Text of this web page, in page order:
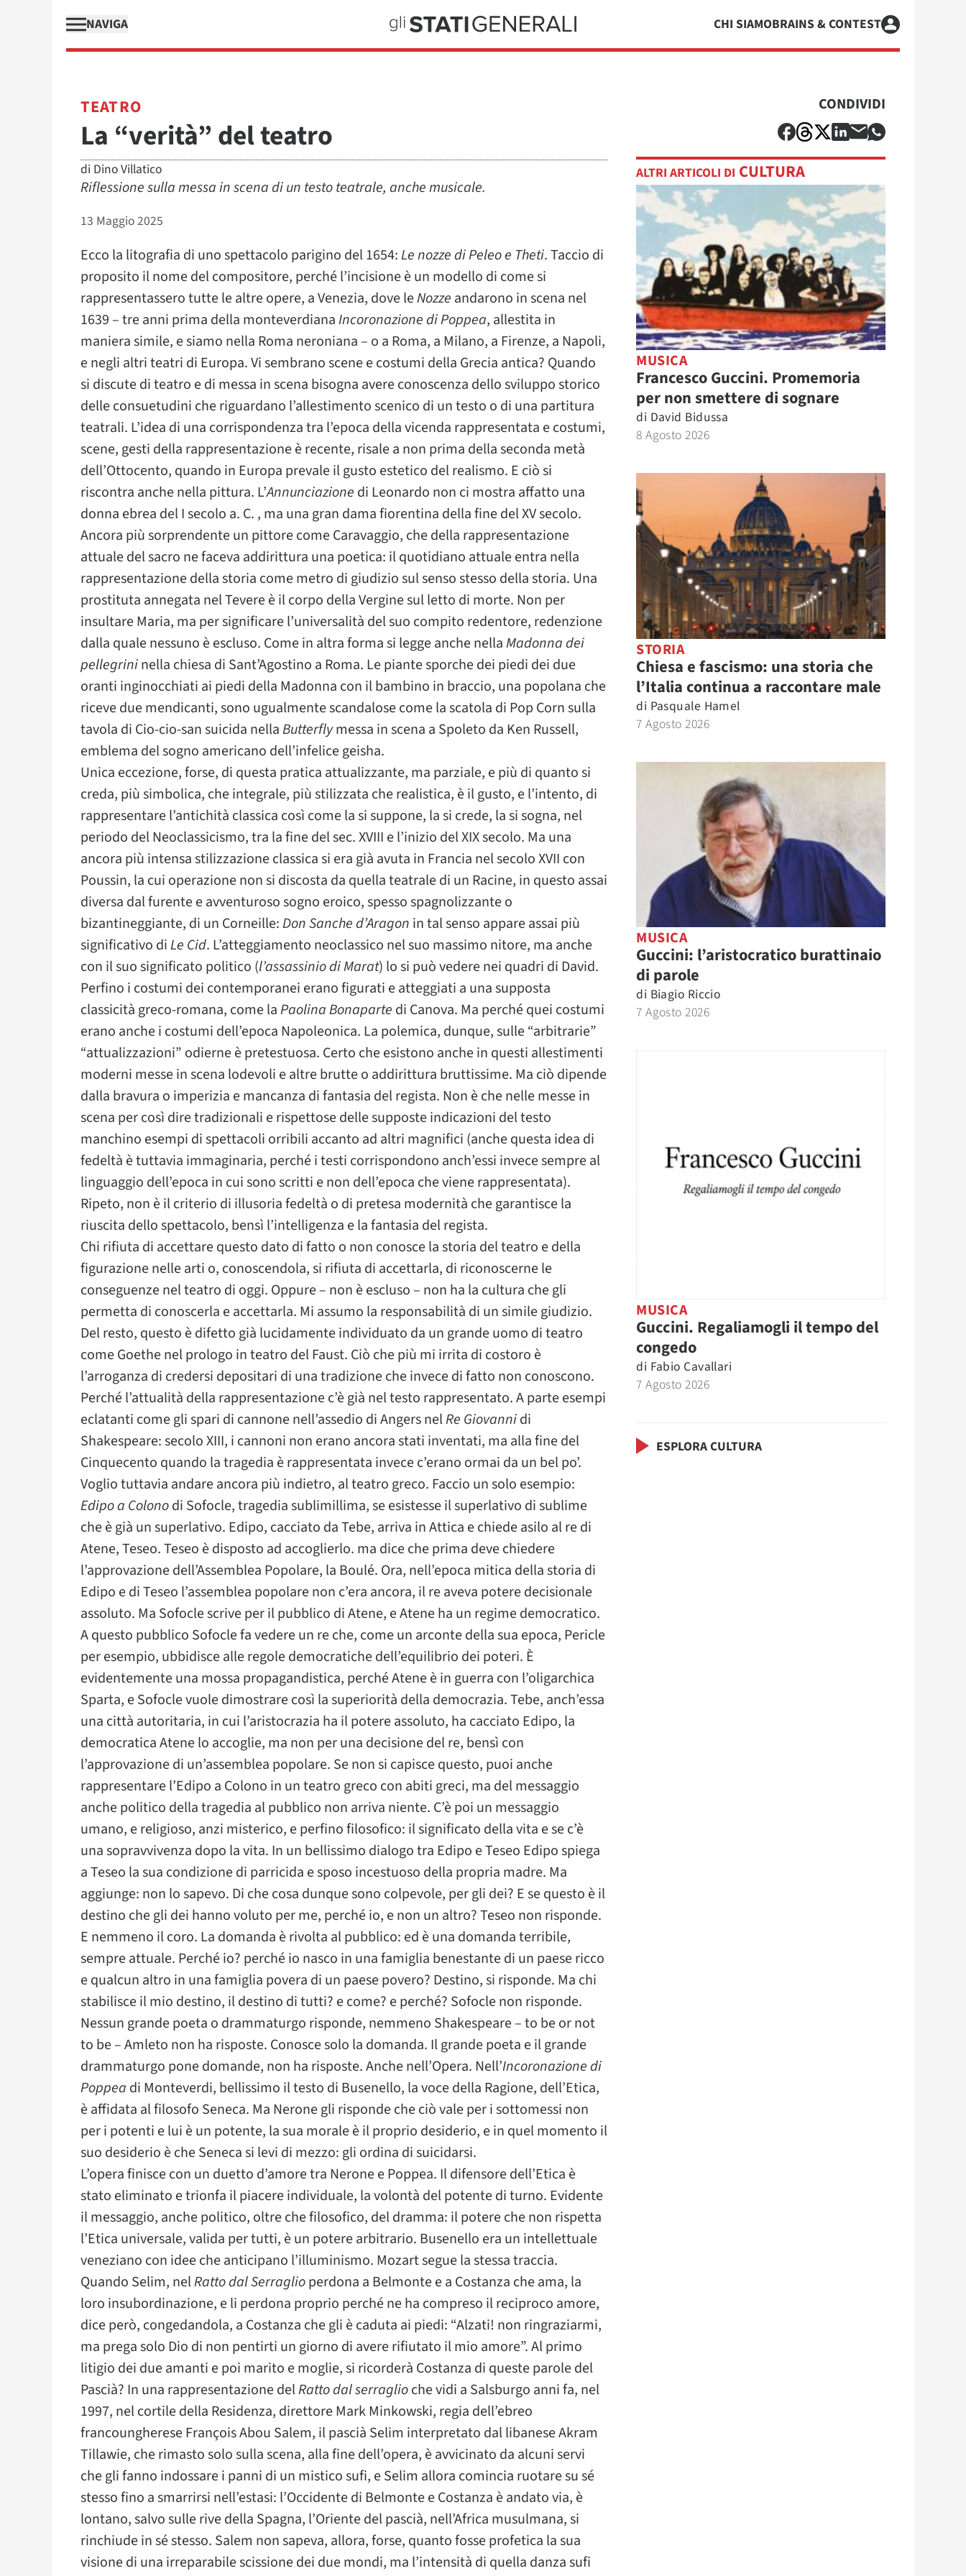
NAVIGA CHI SIAMOBRAINS & CONTEST
TEATRO
La “verità” del teatro
di Dino Villatico
Riflessione sulla messa in scena di un testo teatrale, anche musicale.
13 Maggio 2025
Ecco la litografia di uno spettacolo parigino del 1654:Le nozze di Peleo e Theti. Taccio di
proposito il nome del compositore, perché l’incisione è un modello di come si
rappresentassero tutte le altre opere, a Venezia, dove leNozze andarono in scena nel
1639 – tre anni prima della monteverdianaIncoronazione di Poppea, allestita in
maniera simile, e siamo nella Roma neroniana – o a Roma, a Milano, a Firenze, a Napoli,
e negli altri teatri di Europa. Vi sembrano scene e costumi della Grecia antica? Quando
si discute di teatro e di messa in scena bisogna avere conoscenza dello sviluppo storico
delle consuetudini che riguardano l’allestimento scenico di un testo o di una partitura
teatrali. L’idea di una corrispondenza tra l’epoca della vicenda rappresentata e costumi,
scene, gesti della rappresentazione è recente, risale a non prima della seconda metà
dell’Ottocento, quando in Europa prevale il gusto estetico del realismo. E ciò si
riscontra anche nella pittura. L’Annunciazione di Leonardo non ci mostra affatto una
donna ebrea del I secolo a. C. , ma una gran dama fiorentina della fine del XV secolo.
Ancora più sorprendente un pittore come Caravaggio, che della rappresentazione
attuale del sacro ne faceva addirittura una poetica: il quotidiano attuale entra nella
rappresentazione della storia come metro di giudizio sul senso stesso della storia. Una
prostituta annegata nel Tevere è il corpo della Vergine sul letto di morte. Non per
insultare Maria, ma per significare l’universalità del suo compito redentore, redenzione
dalla quale nessuno è escluso. Come in altra forma si legge anche nellaMadonna dei
pellegrininella chiesa di Sant’Agostino a Roma. Le piante sporche dei piedi dei due
oranti inginocchiati ai piedi della Madonna con il bambino in braccio, una popolana che
riceve due mendicanti, sono ugualmente scandalose come la scatola di Pop Corn sulla
tavola di Cio-cio-san suicida nellaButterflymessa in scena a Spoleto da Ken Russell,
emblema del sogno americano dell’infelice geisha.
Unica eccezione, forse, di questa pratica attualizzante, ma parziale, e più di quanto si
creda, più simbolica, che integrale, più stilizzata che realistica, è il gusto, e l’intento, di
rappresentare l’antichità classica così come la si suppone, la si crede, la si sogna, nel
periodo del Neoclassicismo, tra la fine del sec. XVIII e l’inizio del XIX secolo. Ma una
ancora più intensa stilizzazione classica si era già avuta in Francia nel secolo XVII con
Poussin, la cui operazione non si discosta da quella teatrale di un Racine, in questo assai
diversa dal furente e avventuroso sogno eroico, spesso spagnolizzante o
bizantineggiante, di un Corneille:Don Sanche d’Aragon in tal senso appare assai più
significativo diLe Cid. L’atteggiamento neoclassico nel suo massimo nitore, ma anche
con il suo significato politico (l’assassinio di Marat) lo si può vedere nei quadri di David.
Perfino i costumi dei contemporanei erano figurati e atteggiati a una supposta
classicità greco-romana, come laPaolina Bonaparte di Canova. Ma perché quei costumi
erano anche i costumi dell’epoca Napoleonica. La polemica, dunque, sulle “arbitrarie”
“attualizzazioni” odierne è pretestuosa. Certo che esistono anche in questi allestimenti
moderni messe in scena lodevoli e altre brutte o addirittura bruttissime. Ma ciò dipende
dalla bravura o imperizia e mancanza di fantasia del regista. Non è che nelle messe in
scena per così dire tradizionali e rispettose delle supposte indicazioni del testo
manchino esempi di spettacoli orribili accanto ad altri magnifici (anche questa idea di
fedeltà è tuttavia immaginaria, perché i testi corrispondono anch’essi invece sempre al
linguaggio dell’epoca in cui sono scritti e non dell’epoca che viene rappresentata).
Ripeto, non è il criterio di illusoria fedeltà o di pretesa modernità che garantisce la
riuscita dello spettacolo, bensì l’intelligenza e la fantasia del regista.
Chi rifiuta di accettare questo dato di fatto o non conosce la storia del teatro e della
figurazione nelle arti o, conoscendola, si rifiuta di accettarla, di riconoscerne le
conseguenze nel teatro di oggi. Oppure – non è escluso – non ha la cultura che gli
permetta di conoscerla e accettarla. Mi assumo la responsabilità di un simile giudizio.
Del resto, questo è difetto già lucidamente individuato da un grande uomo di teatro
come Goethe nel prologo in teatro del Faust. Ciò che più mi irrita di costoro è
l’arroganza di credersi depositari di una tradizione che invece di fatto non conoscono.
Perché l’attualità della rappresentazione c’è già nel testo rappresentato. A parte esempi
eclatanti come gli spari di cannone nell’assedio di Angers nelRe Giovannidi
Shakespeare: secolo XIII, i cannoni non erano ancora stati inventati, ma alla fine del
Cinquecento quando la tragedia è rappresentata invece c’erano ormai da un bel po’.
Voglio tuttavia andare ancora più indietro, al teatro greco. Faccio un solo esempio:
Edipo a Colonodi Sofocle, tragedia sublimillima, se esistesse il superlativo di sublime
che è già un superlativo. Edipo, cacciato da Tebe, arriva in Attica e chiede asilo al re di
Atene, Teseo. Teseo è disposto ad accoglierlo. ma dice che prima deve chiedere
l’approvazione dell’Assemblea Popolare, la Boulé. Ora, nell’epoca mitica della storia di
Edipo e di Teseo l’assemblea popolare non c’era ancora, il re aveva potere decisionale
assoluto. Ma Sofocle scrive per il pubblico di Atene, e Atene ha un regime democratico.
A questo pubblico Sofocle fa vedere un re che, come un arconte della sua epoca, Pericle
per esempio, ubbidisce alle regole democratiche dell’equilibrio dei poteri. È
evidentemente una mossa propagandistica, perché Atene è in guerra con l’oligarchica
Sparta, e Sofocle vuole dimostrare così la superiorità della democrazia. Tebe, anch’essa
una città autoritaria, in cui l’aristocrazia ha il potere assoluto, ha cacciato Edipo, la
democratica Atene lo accoglie, ma non per una decisione del re, bensì con
l’approvazione di un’assemblea popolare. Se non si capisce questo, puoi anche
rappresentare l’Edipo a Colono in un teatro greco con abiti greci, ma del messaggio
anche politico della tragedia al pubblico non arriva niente. C’è poi un messaggio
umano, e religioso, anzi misterico, e perfino filosofico: il significato della vita e se c’è
una sopravvivenza dopo la vita. In un bellissimo dialogo tra Edipo e Teseo Edipo spiega
a Teseo la sua condizione di parricida e sposo incestuoso della propria madre. Ma
aggiunge: non lo sapevo. Di che cosa dunque sono colpevole, per gli dei? E se questo è il
destino che gli dei hanno voluto per me, perché io, e non un altro? Teseo non risponde.
E nemmeno il coro. La domanda è rivolta al pubblico: ed è una domanda terribile,
sempre attuale. Perché io? perché io nasco in una famiglia benestante di un paese ricco
e qualcun altro in una famiglia povera di un paese povero? Destino, si risponde. Ma chi
stabilisce il mio destino, il destino di tutti? e come? e perché? Sofocle non risponde.
Nessun grande poeta o drammaturgo risponde, nemmeno Shakespeare – to be or not
to be – Amleto non ha risposte. Conosce solo la domanda. Il grande poeta e il grande
drammaturgo pone domande, non ha risposte. Anche nell’Opera. Nell’Incoronazione di
Poppea di Monteverdi, bellissimo il testo di Busenello, la voce della Ragione, dell’Etica,
è affidata al filosofo Seneca. Ma Nerone gli risponde che ciò vale per i sottomessi non
per i potenti e lui è un potente, la sua morale è il proprio desiderio, e in quel momento il
suo desiderio è che Seneca si levi di mezzo: gli ordina di suicidarsi.
L’opera finisce con un duetto d’amore tra Nerone e Poppea. Il difensore dell’Etica è
stato eliminato e trionfa il piacere individuale, la volontà del potente di turno. Evidente
il messaggio, anche politico, oltre che filosofico, del dramma: il potere che non rispetta
l’Etica universale, valida per tutti, è un potere arbitrario. Busenello era un intellettuale
veneziano con idee che anticipano l’illuminismo. Mozart segue la stessa traccia.
Quando Selim, nelRatto dal Serraglioperdona a Belmonte e a Costanza che ama, la
loro insubordinazione, e li perdona proprio perché ne ha compreso il reciproco amore,
dice però, congedandola, a Costanza che gli è caduta ai piedi: “Alzati! non ringraziarmi,
ma prega solo Dio di non pentirti un giorno di avere rifiutato il mio amore”. Al primo
litigio dei due amanti e poi marito e moglie, si ricorderà Costanza di queste parole del
Pascià? In una rappresentazione delRatto dal serraglioche vidi a Salsburgo anni fa, nel
1997, nel cortile della Residenza, direttore Mark Minkowski, regia dell’ebreo
francoungherese François Abou Salem, il pascià Selim interpretato dal libanese Akram
Tillawie, che rimasto solo sulla scena, alla fine dell’opera, è avvicinato da alcuni servi
che gli fanno indossare i panni di un mistico sufi, e Selim allora comincia ruotare su sé
stesso fino a smarrirsi nell’estasi: l’Occidente di Belmonte e Costanza è andato via, è
lontano, salvo sulle rive della Spagna, l’Oriente del pascià, nell’Africa musulmana, si
rinchiude in sé stesso. Salem non sapeva, allora, forse, quanto fosse profetica la sua
visione di una irreparabile scissione dei due mondi, ma l’intensità di quella danza sufi
CONDIVIDI
ALTRI ARTICOLI DI CULTURA
MUSICA
Francesco Guccini. Promemoria
per non smettere di sognare
di David Bidussa
8 Agosto 2026
STORIA
Chiesa e fascismo: una storia che
l’Italia continua a raccontare male
di Pasquale Hamel
7 Agosto 2026
MUSICA
Guccini: l’aristocratico burattinaio
di parole
di Biagio Riccio
7 Agosto 2026
MUSICA
Guccini. Regaliamogli il tempo del
congedo
di Fabio Cavallari
7 Agosto 2026
ESPLORA CULTURA